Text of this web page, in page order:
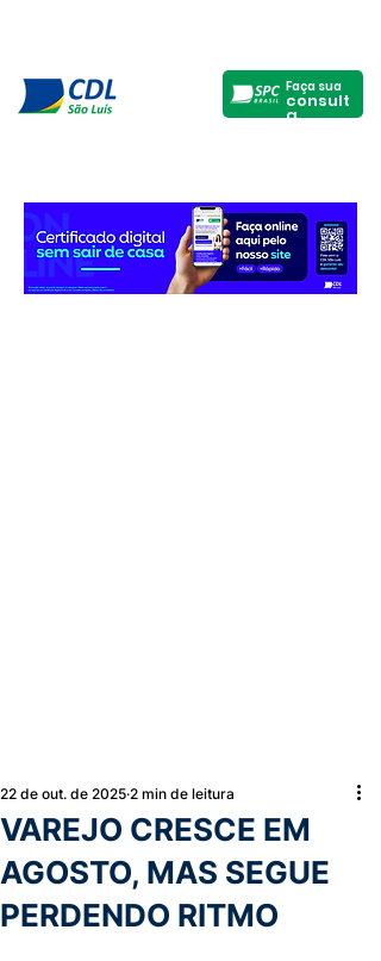
Faça sua
consult
a
VAREJO CRESCE EM
AGOSTO, MAS SEGUE
PERDENDO RITMO
22 de out. de 2025 2 min de leitura